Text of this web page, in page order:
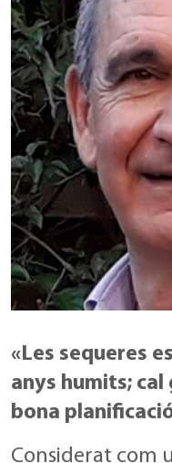
«Les sequeres
anys humits;
bona
Considerat com